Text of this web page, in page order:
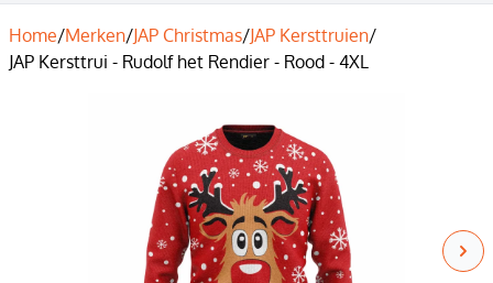
Home/Merken/JAP Christmas/JAP Kersttruien/
JAP Kersttrui - Rudolf het Rendier - Rood - 4XL